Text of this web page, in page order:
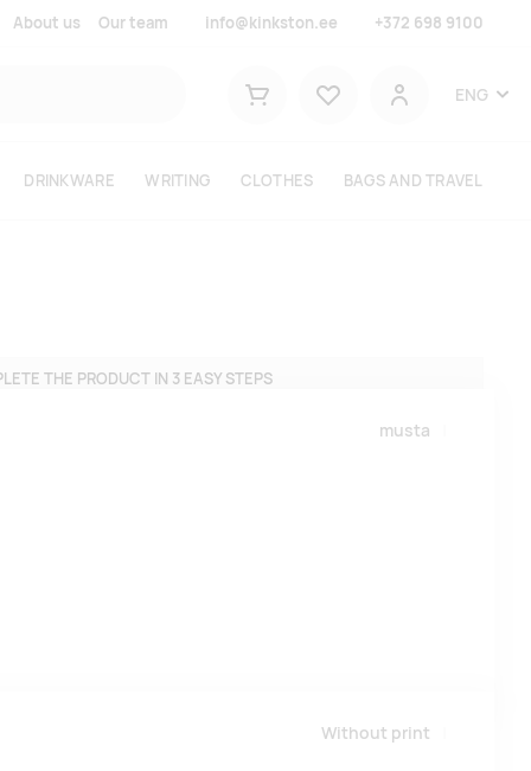
About us Our team info@kinkston.ee +372 698 9100
Shopping cart
User
ENG
DRINKWARE WRITING CLOTHES BAGS AND TRAVEL
THE PRODUCT IN 3 EASY STEPS
musta
Without print